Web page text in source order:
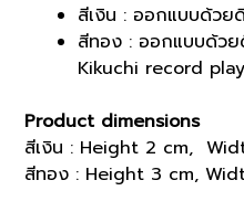
สีเงิน : ออกแบบด้วย
สีทอง : ออกแบบด้ว
Kikuchi record
Product dimensions
สีเงิน : Height 2 cm,
สีทอง : Height 3 cm,